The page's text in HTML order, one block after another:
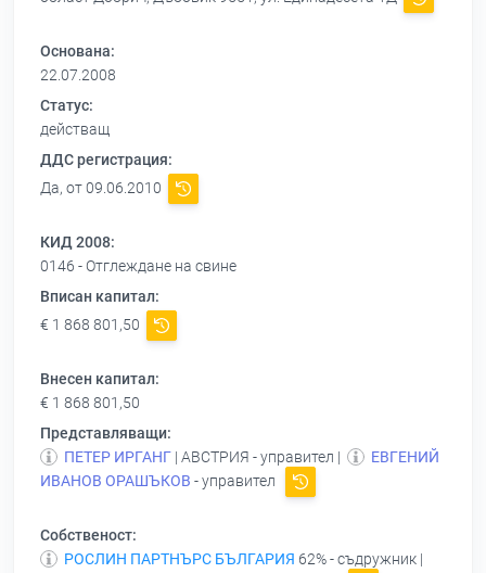
Основана:
22.07.2008
Статус:
действащ
ДДС регистрация:
Да, от 09.06.2010
КИД 2008:
0146 - Отглеждане на свине
Вписан капитал:
€ 1 868 801,50
Внесен капитал:
€ 1 868 801,50
Представляващи:
ПЕТЕР ИРГАНГ | АВСТРИЯ - управител |
ЕВГЕНИЙ
ИВАНОВ ОРАШЪКОВ - управител
Собственост:
РОСЛИН ПАРТНЪРС БЪЛГАРИЯ 62% - съдружник |